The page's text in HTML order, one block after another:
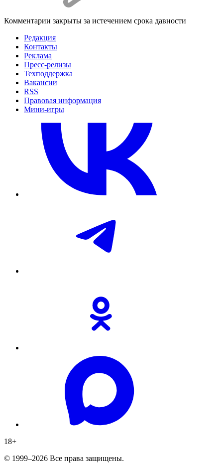
Комментарии закрыты за истечением срока давности
Редакция
Контакты
Реклама
Пресс-релизы
Техподдержка
Вакансии
RSS
Правовая информация
Мини-игры
18+
© 1999–2026 Все права защищены.